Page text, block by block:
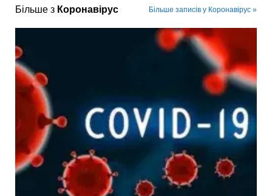
Більше з Коронавірус Більше записів у Коронавірус »